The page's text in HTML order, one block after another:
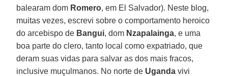
balearam dom Romero, em El Salvador). Neste blog,
muitas vezes, escrevi sobre o comportamento heroico
do arcebispo de Bangui, dom Nzapalainga, e uma
boa parte do clero, tanto local como expatriado, que
deram suas vidas para salvar as dos mais fracos,
inclusive muçulmanos. No norte de Uganda vivi